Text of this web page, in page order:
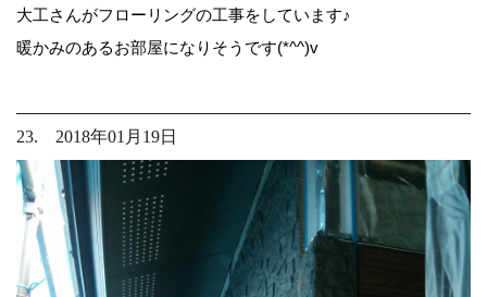
大工さんがフローリングの工事をしています♪
暖かみのあるお部屋になりそうです(*^^)v
23. 2018年01月19日